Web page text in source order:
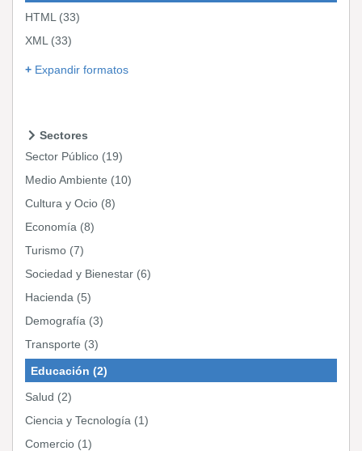
HTML (33)
XML (33)
Expandir formatos
Sectores
Sector Público (19)
Medio Ambiente (10)
Cultura y Ocio (8)
Economía (8)
Turismo (7)
Sociedad y Bienestar (6)
Hacienda (5)
Demografía (3)
Transporte (3)
Educación (2)
Salud (2)
Ciencia y Tecnología (1)
Comercio (1)